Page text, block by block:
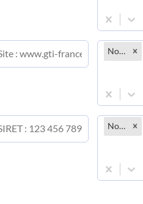
Normal
Normal